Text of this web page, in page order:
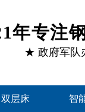
年专注
★ 政府军队
双层床 智